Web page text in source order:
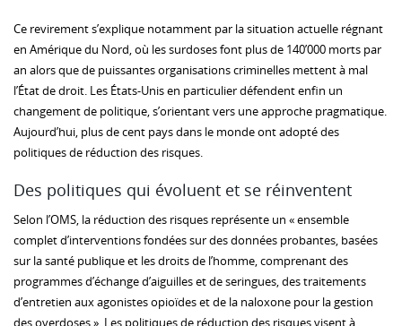
Ce revirement s’explique notamment par la situation actuelle régnant
en Amérique du Nord, où les surdoses font plus de 140’000 morts par
an alors que de puissantes organisations criminelles mettent à mal
l’État de droit. Les États-Unis en particulier défendent enfin un
changement de politique, s’orientant vers une approche pragmatique.
Aujourd’hui, plus de cent pays dans le monde ont adopté des
politiques de réduction des risques.
Des politiques qui évoluent et se réinventent
Selon l’OMS, la réduction des risques représente un « ensemble
complet d’interventions fondées sur des données probantes, basées
sur la santé publique et les droits de l’homme, comprenant des
programmes d’échange d’aiguilles et de seringues, des traitements
d’entretien aux agonistes opioïdes et de la naloxone pour la gestion
des overdoses ». Les politiques de réduction des risques visent à